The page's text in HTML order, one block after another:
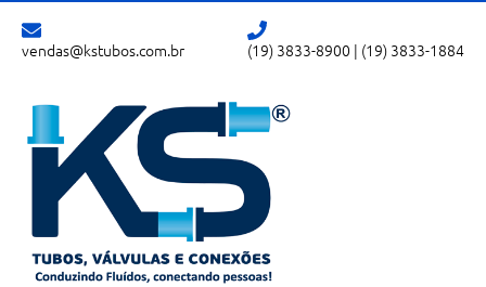
vendas@kstubos.com.br (19) 3833-8900 | (19) 3833-1884